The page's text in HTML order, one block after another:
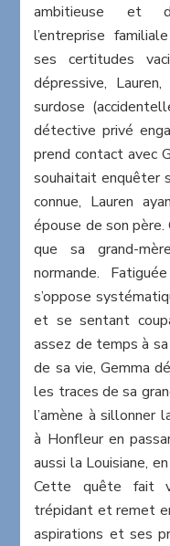
ambitieuse et
l’entreprise
ses certitudes
dépressive,
surdose
détective privé
prend contact avec
souhaitait enquêter
connue, Lauren
épouse de son père.
que sa grand-
normande.
s’oppose
et se sentant
assez de temps à
de sa vie, Gemma
les traces de sa
l’amène à sillonner
à Honfleur en
aussi la Louisiane,
Cette quête fait
trépidant et remet
aspirations et ses